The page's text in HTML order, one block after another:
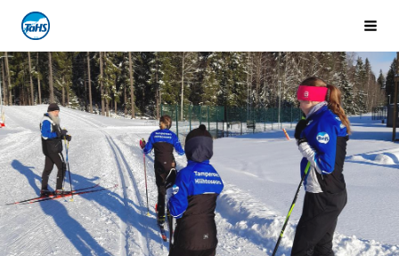
Siirry
sivun
sisältöön
Tampereen Hiihtoseura